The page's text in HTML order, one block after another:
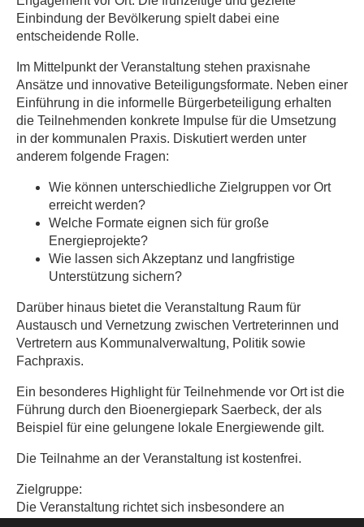
Einbindung der Bevölkerung spielt dabei eine
entscheidende Rolle.
Im Mittelpunkt der Veranstaltung stehen praxisnahe
Ansätze und innovative Beteiligungsformate. Neben einer
Einführung in die informelle Bürgerbeteiligung erhalten
die Teilnehmenden konkrete Impulse für die Umsetzung
in der kommunalen Praxis. Diskutiert werden unter
anderem folgende Fragen:
Wie können unterschiedliche Zielgruppen vor Ort
erreicht werden?
Welche Formate eignen sich für große
Energieprojekte?
Wie lassen sich Akzeptanz und langfristige
Unterstützung sichern?
Darüber hinaus bietet die Veranstaltung Raum für
Austausch und Vernetzung zwischen Vertreterinnen und
Vertretern aus Kommunalverwaltung, Politik sowie
Fachpraxis.
Ein besonderes Highlight für Teilnehmende vor Ort ist die
Führung durch den Bioenergiepark Saerbeck, der als
Beispiel für eine gelungene lokale Energiewende gilt.
Die Teilnahme an der Veranstaltung ist kostenfrei.
Zielgruppe:
Die Veranstaltung richtet sich insbesondere an